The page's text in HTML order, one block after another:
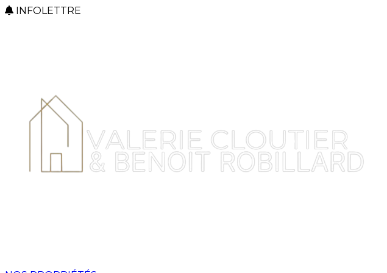
INFOLETTRE